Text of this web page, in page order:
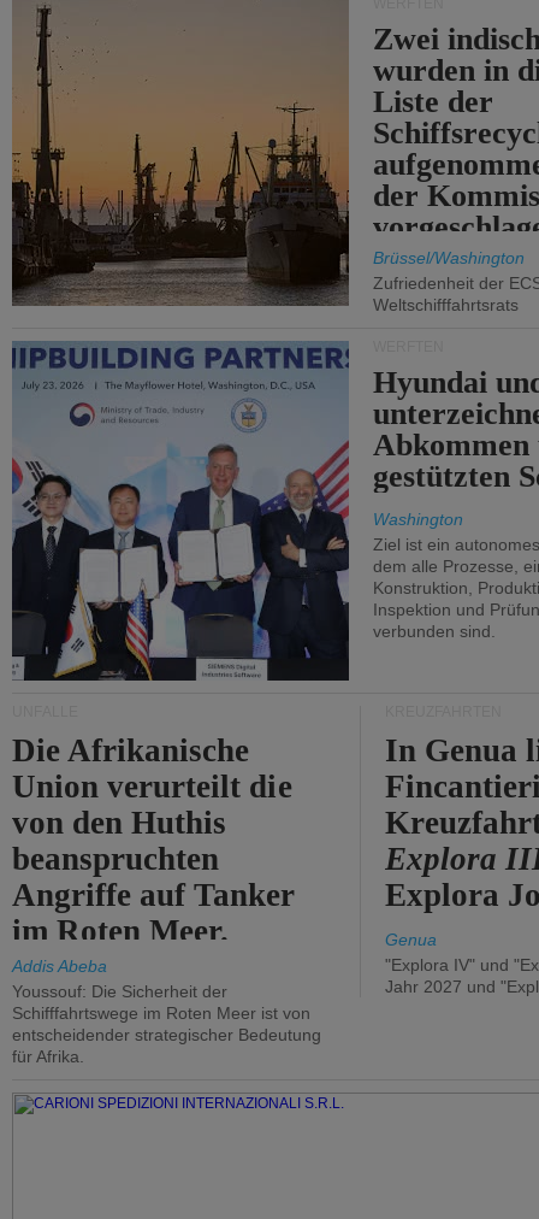
Zwei
wurden in
Liste der
der
Brüssel/Washington
Zufriedenheit der
Weltschifffahrtsrats
Hyundai
gestützten
Washington
Ziel ist ein
dem alle Prozesse,
Konstruktion,
Inspektion und
verbunden sind.
Die Afrikanische
Union verurteilt die
von den Huthis
beanspruchten
Angriffe auf Tanker
im Roten Meer.
Addis Abeba
Youssouf: Die Sicherheit der
Schifffahrtswege im Roten Meer ist von
entscheidender strategischer Bedeutung
für Afrika.
In Genua
Explora
Explora
Genua
"Explora IV" und
Jahr 2027 und